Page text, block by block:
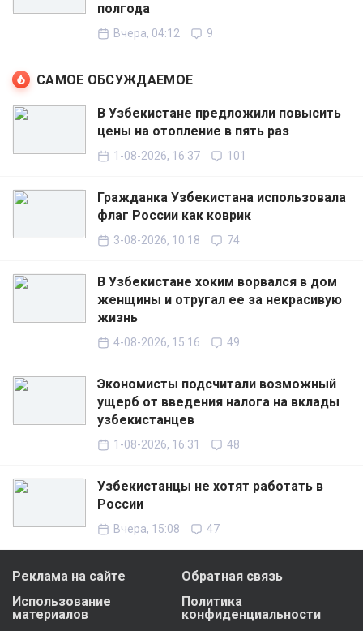
полгода
Вчера, 04:12 9
САМОЕ ОБСУЖДАЕМОЕ
В Узбекистане предложили повысить
цены на отопление в пять раз
1-08-2026, 16:37 101
Гражданка Узбекистана использовала
флаг России как коврик
3-08-2026, 10:18 74
В Узбекистане хоким ворвался в дом
женщины и отругал ее за некрасивую
жизнь
4-08-2026, 15:16 49
Экономисты подсчитали возможный
ущерб от введения налога на вклады
узбекистанцев
1-08-2026, 16:31 48
Узбекистанцы не хотят работать в
России
Вчера, 15:08 47
Реклама на сайте
Обратная связь
Использование
материалов
Политика
конфиденциальности